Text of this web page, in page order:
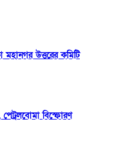
মহানগর উত্তরের কমিটি
বিস্ফোরণ